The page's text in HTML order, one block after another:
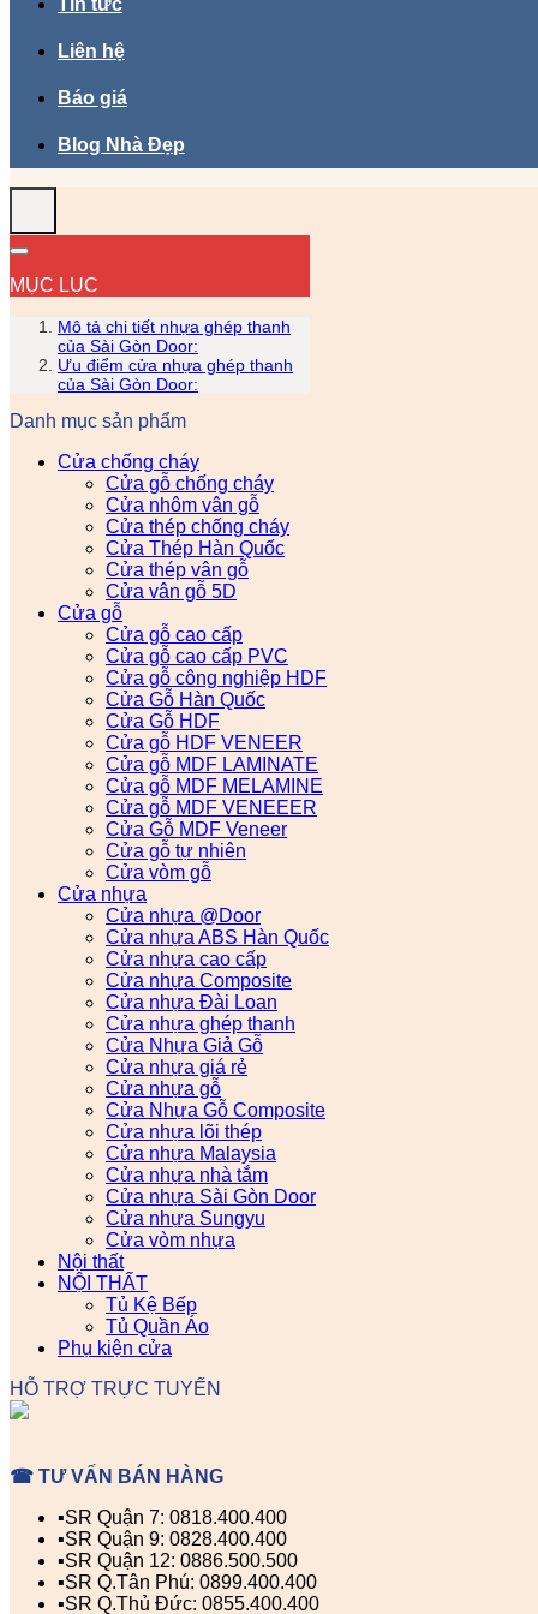
Tin tức
Liên hệ
Báo giá
Blog Nhà Đẹp
MỤC LỤC
Mô tả chi tiết nhựa ghép thanh
của Sài Gòn Door:
Ưu điểm cửa nhựa ghép thanh
của Sài Gòn Door:
Danh mục sản phẩm
Cửa chống cháy
Cửa gỗ chống cháy
Cửa nhôm vân gỗ
Cửa thép chống cháy
Cửa Thép Hàn Quốc
Cửa thép vân gỗ
Cửa vân gỗ 5D
Cửa gỗ
Cửa gỗ cao cấp
Cửa gỗ cao cấp PVC
Cửa gỗ công nghiệp HDF
Cửa Gỗ Hàn Quốc
Cửa Gỗ HDF
Cửa gỗ HDF VENEER
Cửa gỗ MDF LAMINATE
Cửa gỗ MDF MELAMINE
Cửa gỗ MDF VENEEER
Cửa Gỗ MDF Veneer
Cửa gỗ tự nhiên
Cửa vòm gỗ
Cửa nhựa
Cửa nhựa @Door
Cửa nhựa ABS Hàn Quốc
Cửa nhựa cao cấp
Cửa nhựa Composite
Cửa nhựa Đài Loan
Cửa nhựa ghép thanh
Cửa Nhựa Giả Gỗ
Cửa nhựa giá rẻ
Cửa nhựa gỗ
Cửa Nhựa Gỗ Composite
Cửa nhựa lõi thép
Cửa nhựa Malaysia
Cửa nhựa nhà tắm
Cửa nhựa Sài Gòn Door
Cửa nhựa Sungyu
Cửa vòm nhựa
Nội thất
NỘI THẤT
Tủ Kệ Bếp
Tủ Quần Áo
Phụ kiện cửa
HỖ TRỢ TRỰC TUYẾN
☎ TƯ VẤN BÁN HÀNG
▪️SR Quận 7: 0818.400.400
▪️SR Quận 9: 0828.400.400
▪️SR Quận 12: 0886.500.500
▪️SR Q.Tân Phú: 0899.400.400
▪️SR Q.Thủ Đức: 0855.400.400